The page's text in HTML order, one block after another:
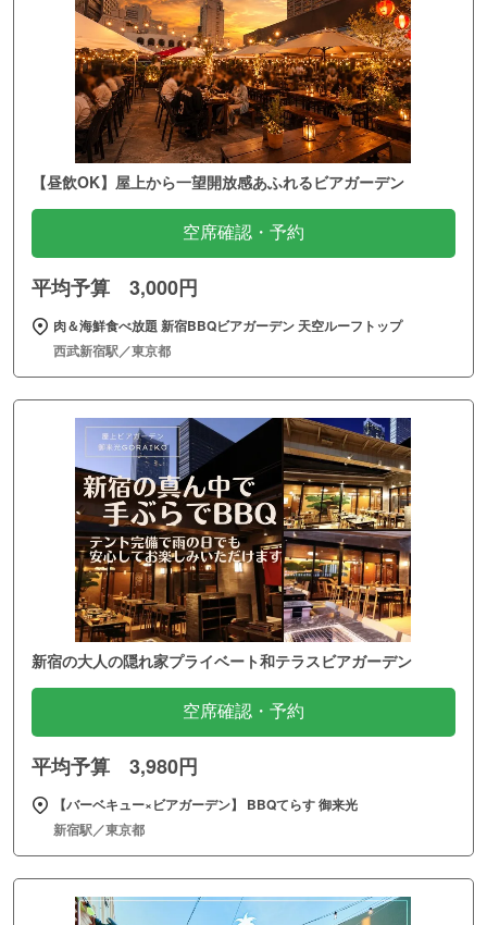
【昼飲OK】屋上から一望開放感あふれるビアガーデン
空席確認・予約
平均予算 3,000円
肉＆海鮮食べ放題 新宿BBQビアガーデン 天空ルーフトップ
西武新宿駅／東京都
新宿の大人の隠れ家プライベート和テラスビアガーデン
空席確認・予約
平均予算 3,980円
【バーベキュー×ビアガーデン】 BBQてらす 御来光
新宿駅／東京都